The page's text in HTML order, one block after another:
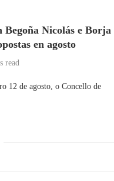
Begoña Nicolás e Borja
en agosto
read
12 de agosto, o Concello de